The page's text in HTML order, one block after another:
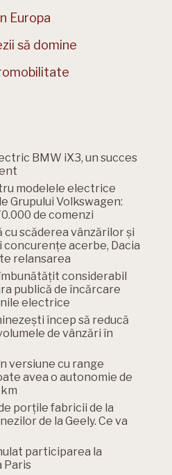
Europa
să domine
BMW iX3, un succes
modelele electrice
Grupului Volkswagen:
de comenzi
scăderea vânzărilor și
concurențe acerbe, Dacia
relansarea
considerabil
publică de încărcare
electrice
încep să reducă
de vânzări în
versiune cu range
avea o autonomie de
porțile fabricii de la
de la Geely. Ce va
participarea la
Paris